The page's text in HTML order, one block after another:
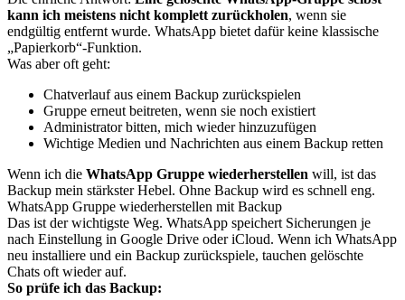
kann ich meistens nicht komplett zurückholen, wenn sie
endgültig entfernt wurde. WhatsApp bietet dafür keine klassische
„Papierkorb“-Funktion.
Was aber oft geht:
Chatverlauf aus einem Backup zurückspielen
Gruppe erneut beitreten, wenn sie noch existiert
Administrator bitten, mich wieder hinzuzufügen
Wichtige Medien und Nachrichten aus einem Backup retten
Wenn ich die WhatsApp Gruppe wiederherstellen will, ist das
Backup mein stärkster Hebel. Ohne Backup wird es schnell eng.
WhatsApp Gruppe wiederherstellen mit Backup
Das ist der wichtigste Weg. WhatsApp speichert Sicherungen je
nach Einstellung in Google Drive oder iCloud. Wenn ich WhatsApp
neu installiere und ein Backup zurückspiele, tauchen gelöschte
Chats oft wieder auf.
So prüfe ich das Backup: